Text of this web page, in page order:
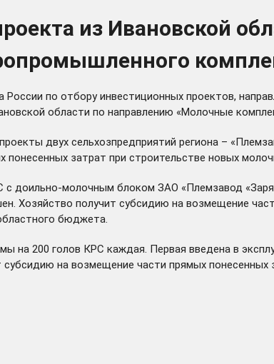
из Ивановской
России по отбору инвестиционных проектов,
области по направлению «Молочные
двух сельхозпредприятий региона –
затрат при строительстве новых
доильно-молочным блоком ЗАО «Племзавод
Хозяйство получит субсидию на возмещение
бюджета.
на 200 голов КРС каждая. Первая введена в
субсидию на возмещение части прямых